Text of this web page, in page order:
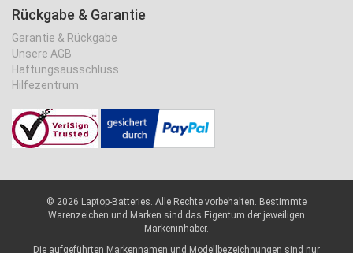
Rückgabe & Garantie
Garantie & Rückgabe
Unsere AGB
Haftungsausschluss
Hilfezentrum
© 2026 Laptop-Batteries. Alle Rechte vorbehalten. Bestimmte
Warenzeichen und Marken sind das Eigentum der jeweiligen
Markeninhaber.
Die aufgeführten Markennamen und Modellbezeichnungen sind nur